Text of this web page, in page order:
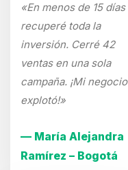
«En menos de 15 días
recuperé toda la
inversión. Cerré 42
ventas en una sola
campaña. ¡Mi negocio
explotó!»
— María Alejandra
Ramírez – Bogotá